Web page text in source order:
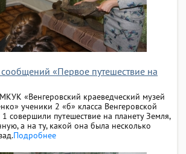
«Первое путешествие на
«Венгеровский краеведческий музей
ученики 2 «б» класса Венгеровской
совершили путешествие на планету Земля,
а на ту, какой она была несколько
Подробнее